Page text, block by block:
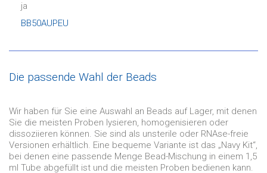
ja
BB50AUPEU
Die passende Wahl der Beads
Wir haben für Sie eine Auswahl an Beads auf Lager, mit denen
Sie die meisten Proben lysieren, homogenisieren oder
dissoziieren können. Sie sind als unsterile oder RNAse-freie
Versionen erhältlich. Eine bequeme Variante ist das „Navy Kit“,
bei denen eine passende Menge Bead-Mischung in einem 1,5
ml Tube abgefüllt ist und die meisten Proben bedienen kann.